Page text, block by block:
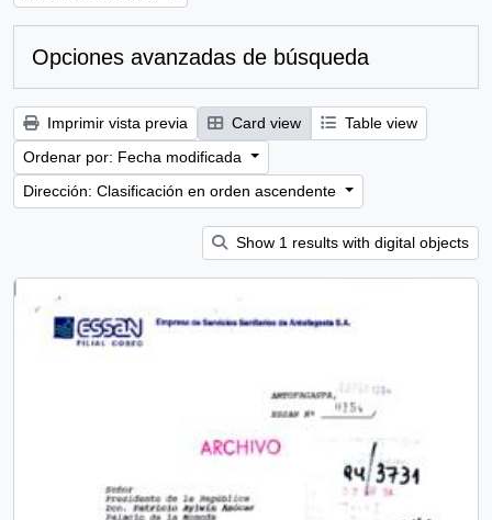
Opciones avanzadas de búsqueda
Imprimir vista previa Card view
Table view
Ordenar por: Fecha modificada
Dirección: Clasificación en orden ascendente
Show 1 results with digital objects